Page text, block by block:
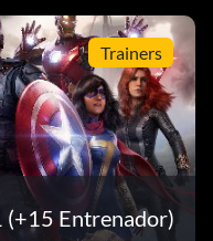
Trainers
(+15 Entrenador)